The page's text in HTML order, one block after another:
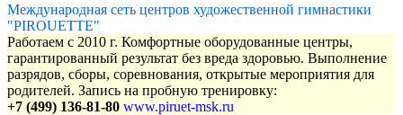
Международная сеть центров художественной гимнастики
"PIROUETTE"
Работаем с 2010 г. Комфортные оборудованные центры,
гарантированный результат без вреда здоровью. Выполнение
разрядов, сборы, соревнования, открытые мероприятия для
родителей. Запись на пробную тренировку:
+7 (499) 136-81-80 www.piruet-msk.ru